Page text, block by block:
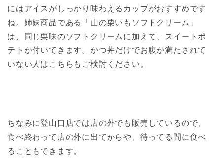
にはアイスがしっかり味わえるカップがおすすめです
ね。姉妹商品である「山の栗いもソフトクリーム」
は、同じ栗味のソフトクリームに加えて、スイートポ
テトが付いてきます。かつ丼だけでお腹が満たされて
いない人はこちらもご検討ください。
ちなみに登山口店では店の外でも販売しているので、
食べ終わって店の外に出てからや、待ってる間に食べ
ることもできます。